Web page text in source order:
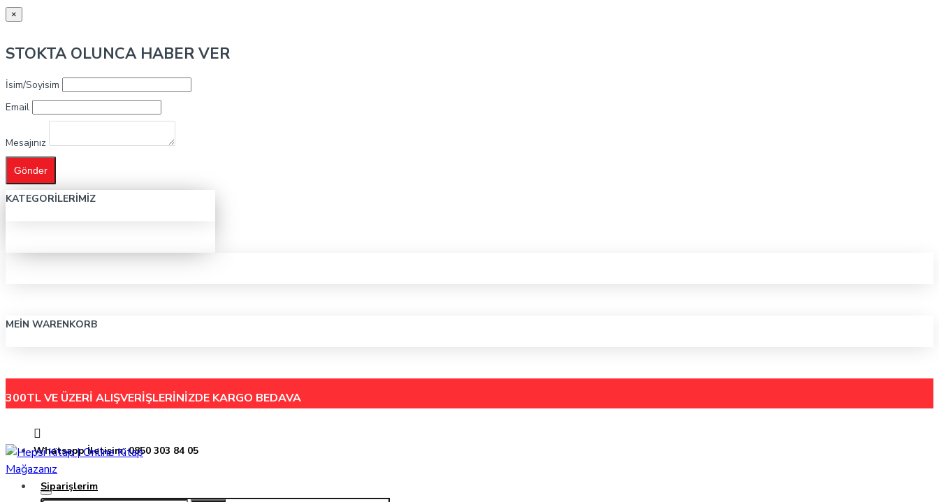
×
STOKTA OLUNCA HABER VER
İsim/Soyisim
Email
Mesajınız
Gönder
KATEGORILERIMIZ
MEIN WARENKORB
300TL VE ÜZERİ ALIŞVERİŞLERİNİZDE KARGO BEDAVA
Whatsapp İletişim: 0850 303 84 05
Siparişlerim